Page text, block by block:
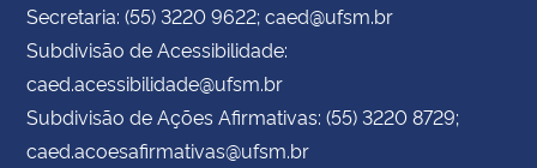
Secretaria: (55) 3220 9622; caed@ufsm.br
Subdivisão de Acessibilidade:
caed.acessibilidade@ufsm.br
Subdivisão de Ações Afirmativas: (55) 3220 8729;
caed.acoesafirmativas@ufsm.br